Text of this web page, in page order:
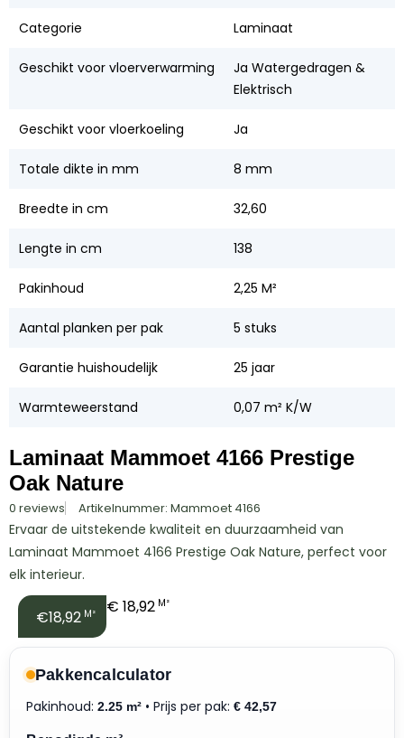
Categorie Laminaat
Geschikt voor vloerverwarming
Ja Watergedragen &
Elektrisch
Geschikt voor vloerkoeling Ja
Totale dikte in mm 8 mm
Breedte in cm 32,60
Lengte in cm 138
Pakinhoud 2,25 M²
Aantal planken per pak 5 stuks
Garantie huishoudelijk 25 jaar
Warmteweerstand 0,07 m² K/W
Laminaat Mammoet 4166 Prestige
Oak Nature
0 reviews Artikelnummer: Mammoet 4166
Ervaar de uitstekende kwaliteit en duurzaamheid van
Laminaat Mammoet 4166 Prestige Oak Nature, perfect voor
elk interieur.
€18,92 M² € 18,92 M²
Pakkencalculator
Pakinhoud: 2.25 m² • Prijs per pak: € 42,57